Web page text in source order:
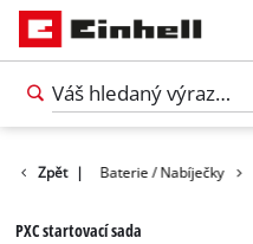
Zpět | Baterie / Nabíječky
PXC startovací sada